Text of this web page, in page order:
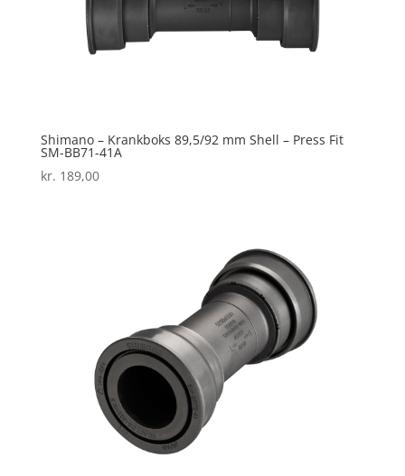
Shimano – Krankboks 89,5/92 mm Shell – Press Fit
SM-BB71-41A
kr. 189,00